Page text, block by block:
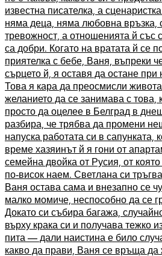
известна писателка, а
няма деца, няма любовна връзка,
тревожност, а отношенията й със
са добри. Когато на вратата й се
приятелка с бебе, Ваня, въпреки
сърцето й, я оставя да остане при
Това я кара да преосмисли
желанието да се занимава с това,
просто да оцелее в Белград в
разбира, че трябва да промени
напуска работата си в
време хазяинът й я гони от
семейна двойка от Русия, от
по-висок наем. Светлана си
Ваня остава сама и внезапно се
малко момиче, неспособно да се
Докато си събира багажа,
върху крака си и получава тежко
пита — дали наистина е било
какво да прави, Ваня се връща